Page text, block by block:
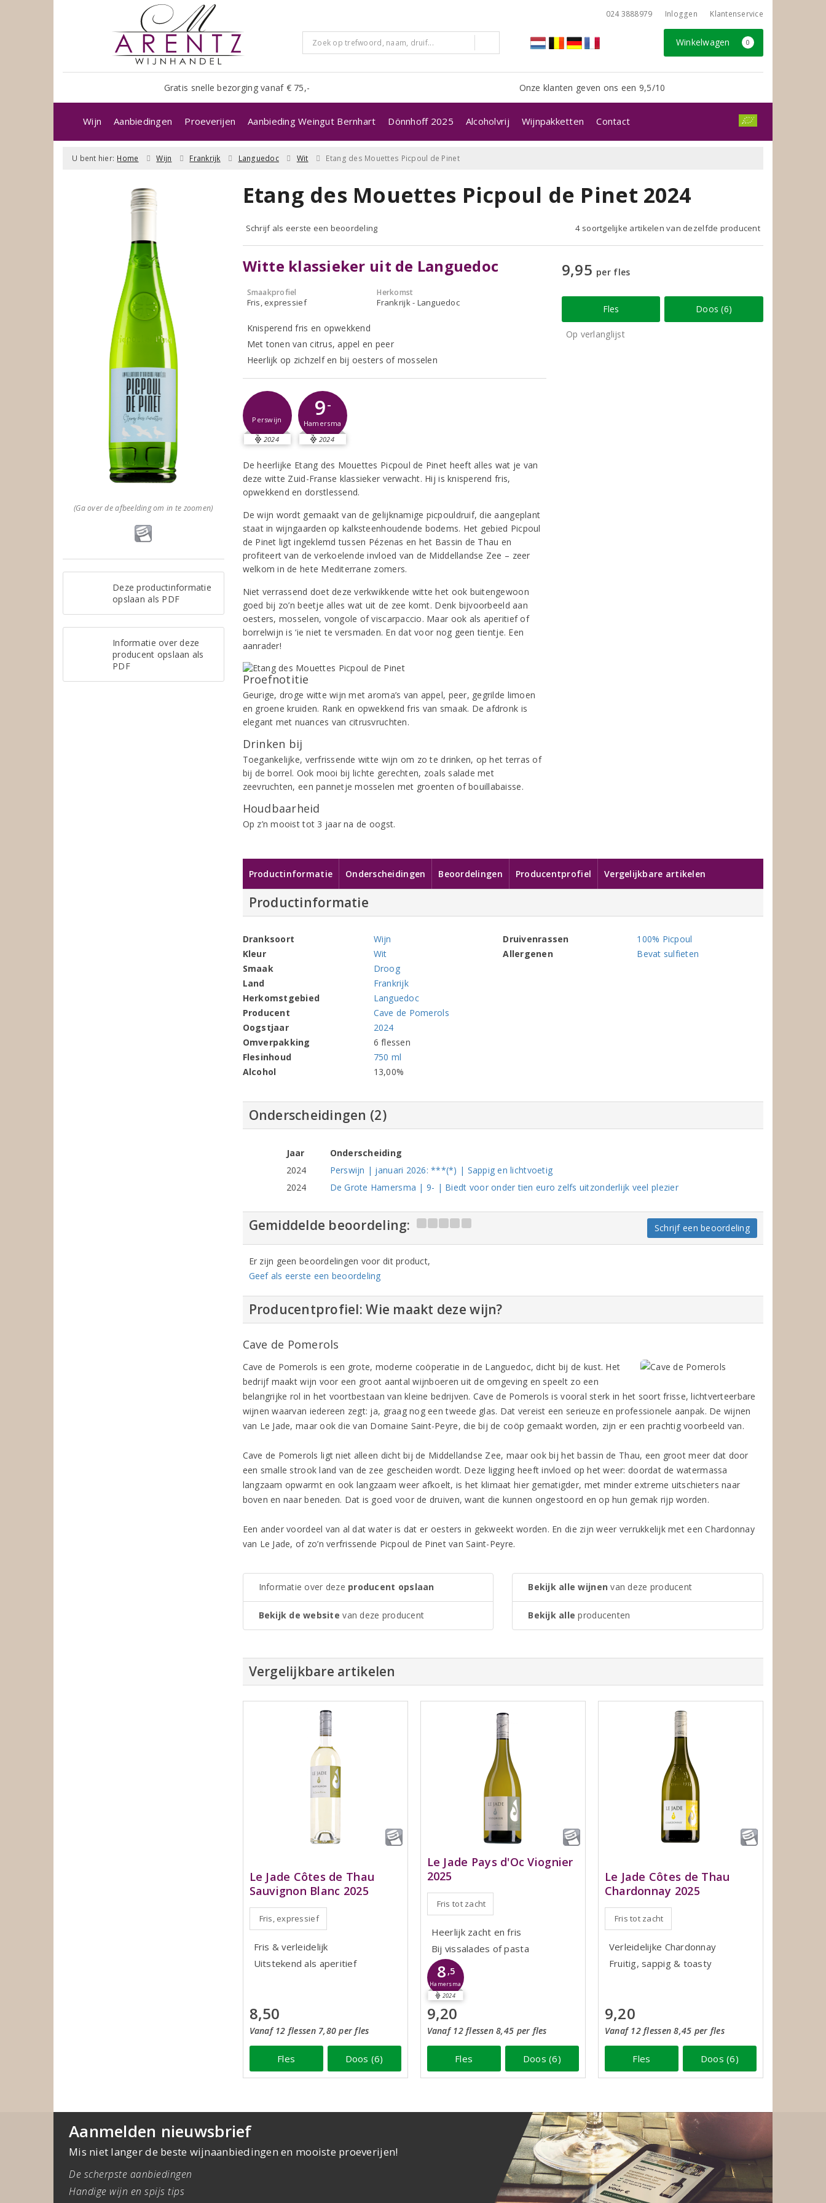
024 3888979 Inloggen Klantenservice
Winkelwagen 0
Gratis snelle bezorging vanaf € 75,- Onze klanten geven ons een 9,5/10
Wijn Aanbiedingen Proeverijen Aanbieding Weingut Bernhart Dönnhoff 2025 Alcoholvrij Wijnpakketten Contact
U bent hier: Home Wijn Frankrijk Languedoc Wit Etang des Mouettes Picpoul de Pinet
(Ga over de afbeelding om in te zoomen)
Deze productinformatie
opslaan als PDF
Informatie over deze
producent opslaan als
PDF
Etang des Mouettes Picpoul de Pinet 2024
Schrijf als eerste een beoordeling 4 soortgelijke artikelen van dezelfde producent
Witte klassieker uit de Languedoc
Smaakprofiel
Fris, expressief
Herkomst
Frankrijk - Languedoc
Knisperend fris en opwekkend
Met tonen van citrus, appel en peer
Heerlijk op zichzelf en bij oesters of mosselen
Perswijn
2024
9-
Hamersma
2024
De heerlijke Etang des Mouettes Picpoul de Pinet heeft alles wat je van
deze witte Zuid-Franse klassieker verwacht. Hij is knisperend fris,
opwekkend en dorstlessend.
De wijn wordt gemaakt van de gelijknamige picpouldruif, die aangeplant
staat in wijngaarden op kalksteenhoudende bodems. Het gebied Picpoul
de Pinet ligt ingeklemd tussen Pézenas en het Bassin de Thau en
profiteert van de verkoelende invloed van de Middellandse Zee – zeer
welkom in de hete Mediterrane zomers.
Niet verrassend doet deze verkwikkende witte het ook buitengewoon
goed bij zo’n beetje alles wat uit de zee komt. Denk bijvoorbeeld aan
oesters, mosselen, vongole of viscarpaccio. Maar ook als aperitief of
borrelwijn is ‘ie niet te versmaden. En dat voor nog geen tientje. Een
aanrader!
Proefnotitie
Geurige, droge witte wijn met aroma’s van appel, peer, gegrilde limoen
en groene kruiden. Rank en opwekkend fris van smaak. De afdronk is
elegant met nuances van citrusvruchten.
Drinken bij
Toegankelijke, verfrissende witte wijn om zo te drinken, op het terras of
bij de borrel. Ook mooi bij lichte gerechten, zoals salade met
zeevruchten, een pannetje mosselen met groenten of bouillabaisse.
Houdbaarheid
Op z’n mooist tot 3 jaar na de oogst.
9,95 per fles
Fles Doos (6)
Op verlanglijst
Productinformatie Onderscheidingen Beoordelingen Producentprofiel Vergelijkbare artikelen
Productinformatie
Dranksoort
Wijn
Kleur
Wit
Smaak
Droog
Land
Frankrijk
Herkomstgebied
Languedoc
Producent
Cave de Pomerols
Oogstjaar
2024
Omverpakking
6 flessen
Flesinhoud
750 ml
Alcohol
13,00%
Druivenrassen
100% Picpoul
Allergenen
Bevat sulfieten
Onderscheidingen (2)
Jaar
Onderscheiding
2024
Perswijn | januari 2026: ***(*) | Sappig en lichtvoetig
2024
De Grote Hamersma | 9- | Biedt voor onder tien euro zelfs uitzonderlijk veel plezier
Gemiddelde beoordeling: Schrijf een beoordeling
Er zijn geen beoordelingen voor dit product,
Geef als eerste een beoordeling
Producentprofiel: Wie maakt deze wijn?
Cave de Pomerols
Cave de Pomerols is een grote, moderne coöperatie in de Languedoc, dicht bij de kust. Het
bedrijf maakt wijn voor een groot aantal wijnboeren uit de omgeving en speelt zo een
belangrijke rol in het voortbestaan van kleine bedrijven. Cave de Pomerols is vooral sterk in het soort frisse, lichtverteerbare
wijnen waarvan iedereen zegt: ja, graag nog een tweede glas. Dat vereist een serieuze en professionele aanpak. De wijnen
van Le Jade, maar ook die van Domaine Saint-Peyre, die bij de coöp gemaakt worden, zijn er een prachtig voorbeeld van.
Cave de Pomerols ligt niet alleen dicht bij de Middellandse Zee, maar ook bij het bassin de Thau, een groot meer dat door
een smalle strook land van de zee gescheiden wordt. Deze ligging heeft invloed op het weer: doordat de watermassa
langzaam opwarmt en ook langzaam weer afkoelt, is het klimaat hier gematigder, met minder extreme uitschieters naar
boven en naar beneden. Dat is goed voor de druiven, want die kunnen ongestoord en op hun gemak rijp worden.
Een ander voordeel van al dat water is dat er oesters in gekweekt worden. En die zijn weer verrukkelijk met een Chardonnay
van Le Jade, of zo’n verfrissende Picpoul de Pinet van Saint-Peyre.
Informatie over deze producent opslaan
Bekijk de website van deze producent
Bekijk alle wijnen van deze producent
Bekijk alle producenten
Vergelijkbare artikelen
Le Jade Côtes de Thau
Sauvignon Blanc 2025
Fris, expressief
Fris & verleidelijk
Uitstekend als aperitief
8,50
Vanaf 12 flessen 7,80 per fles
Fles Doos (6)
Le Jade Pays d'Oc Viognier
2025
Fris tot zacht
Heerlijk zacht en fris
Bij vissalades of pasta
8 ,5
Hamersma
2024
9,20
Vanaf 12 flessen 8,45 per fles
Fles Doos (6)
Le Jade Côtes de Thau
Chardonnay 2025
Fris tot zacht
Verleidelijke Chardonnay
Fruitig, sappig & toasty
9,20
Vanaf 12 flessen 8,45 per fles
Fles Doos (6)
Aanmelden nieuwsbrief
Mis niet langer de beste wijnaanbiedingen en mooiste proeverijen!
De scherpste aanbiedingen
Handige wijn en spijs tips